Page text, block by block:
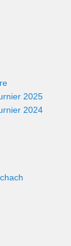
2025
2024